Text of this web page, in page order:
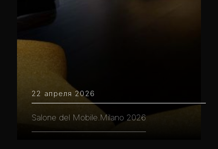
22 апреля 2026
Salone del Mobile.Milano 2026